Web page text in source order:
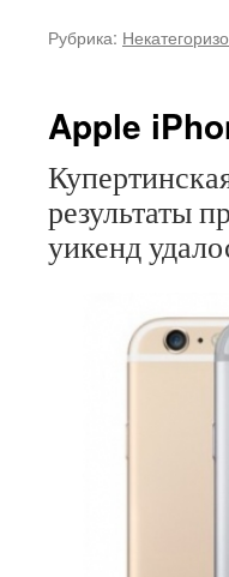
Рубрика:
Apple
результаты
уикенд